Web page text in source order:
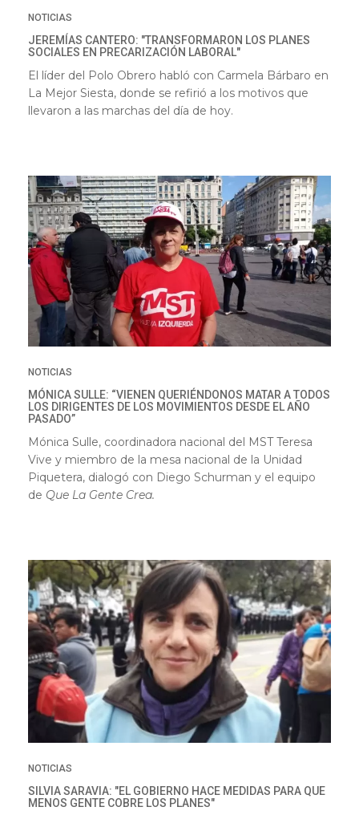
NOTICIAS
JEREMÍAS CANTERO: "TRANSFORMARON LOS PLANES
SOCIALES EN PRECARIZACIÓN LABORAL"
El líder del Polo Obrero habló con Carmela Bárbaro en
La Mejor Siesta, donde se refirió a los motivos que
llevaron a las marchas del día de hoy.
NOTICIAS
MÓNICA SULLE: “VIENEN QUERIÉNDONOS MATAR A TODOS
LOS DIRIGENTES DE LOS MOVIMIENTOS DESDE EL AÑO
PASADO”
Mónica Sulle, coordinadora nacional del MST Teresa
Vive y miembro de la mesa nacional de la Unidad
Piquetera, dialogó con Diego Schurman y el equipo
de Que La Gente Crea.
NOTICIAS
SILVIA SARAVIA: "EL GOBIERNO HACE MEDIDAS PARA QUE
MENOS GENTE COBRE LOS PLANES"